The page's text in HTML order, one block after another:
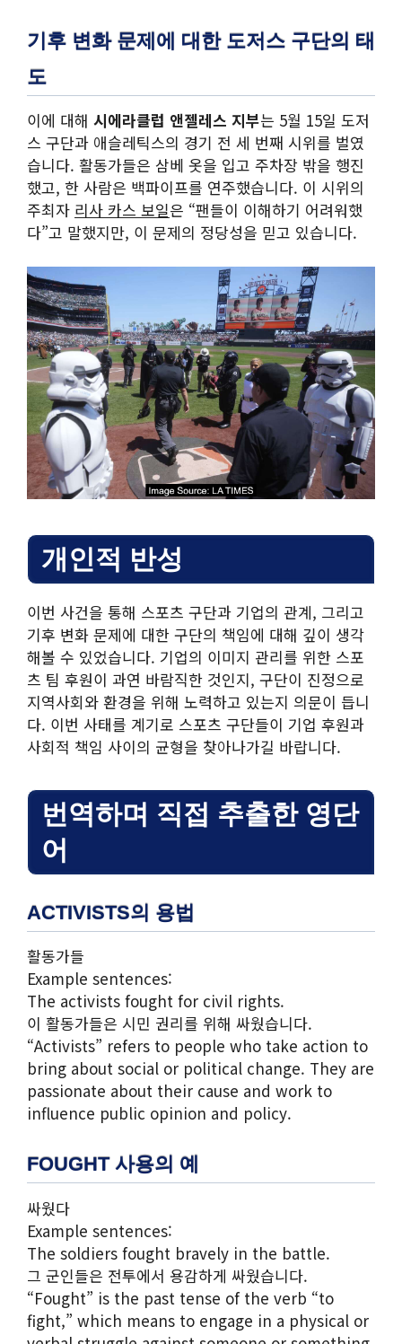
기후 변화 문제에 대한 도저스 구단의 태
도
이에 대해 시에라클럽 앤젤레스 지부는 5월 15일 도저
스 구단과 애슬레틱스의 경기 전 세 번째 시위를 벌였
습니다. 활동가들은 삼베 옷을 입고 주차장 밖을 행진
했고, 한 사람은 백파이프를 연주했습니다. 이 시위의
주최자 리사 카스 보일은 “팬들이 이해하기 어려워했
다”고 말했지만, 이 문제의 정당성을 믿고 있습니다.
개인적 반성
이번 사건을 통해 스포츠 구단과 기업의 관계, 그리고
기후 변화 문제에 대한 구단의 책임에 대해 깊이 생각
해볼 수 있었습니다. 기업의 이미지 관리를 위한 스포
츠 팀 후원이 과연 바람직한 것인지, 구단이 진정으로
지역사회와 환경을 위해 노력하고 있는지 의문이 듭니
다. 이번 사태를 계기로 스포츠 구단들이 기업 후원과
사회적 책임 사이의 균형을 찾아나가길 바랍니다.
번역하며 직접 추출한 영단
어
ACTIVISTS의 용법
활동가들
Example sentences:
The activists fought for civil rights.
이 활동가들은 시민 권리를 위해 싸웠습니다.
“Activists” refers to people who take action to
bring about social or political change. They are
passionate about their cause and work to
influence public opinion and policy.
FOUGHT 사용의 예
싸웠다
Example sentences:
The soldiers fought bravely in the battle.
그 군인들은 전투에서 용감하게 싸웠습니다.
“Fought” is the past tense of the verb “to
fight,” which means to engage in a physical or